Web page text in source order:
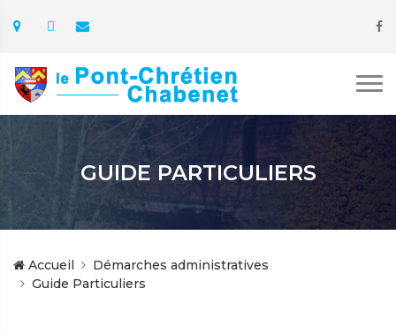
GUIDE PARTICULIERS
Accueil
Démarches administratives
Guide Particuliers